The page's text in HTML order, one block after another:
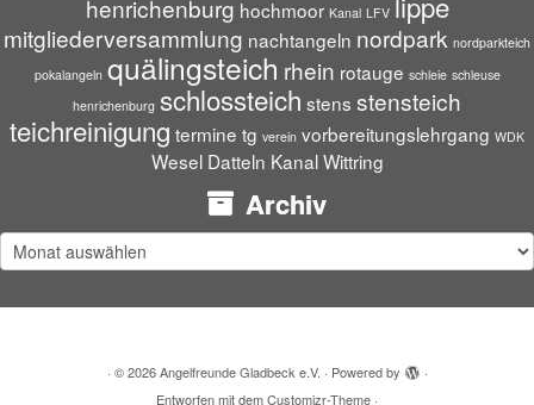
henrichenburg hochmoor Kanal LFV
mitgliederversammlung nachtangeln nordpark nordparkteich
pokalangeln quälingsteich rhein rotauge schleie schleuse
henrichenburg schlossteich stens stensteich
teichreinigung termine tg verein vorbereitungslehrgang WDK
Wesel Datteln Kanal Wittring
Archiv
Archiv
· © 2026 Angelfreunde Gladbeck e.V. · Powered by
·
Entworfen mit demCustomizr-Theme ·